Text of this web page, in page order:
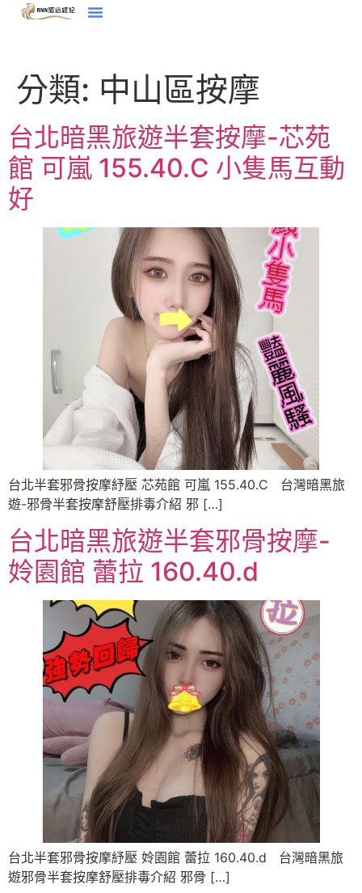
分類: 中山區按摩
台北暗黑旅遊半套按摩-芯苑
館 可嵐 155.40.C 小隻馬互動
好
台北半套邪骨按摩紓壓 芯苑館 可嵐 155.40.C 台灣暗黑旅
遊-邪骨半套按摩舒壓排毒介紹 邪 […]
台北暗黑旅遊半套邪骨按摩-
姈園館 蕾拉 160.40.d
台北半套邪骨按摩紓壓 姈園館 蕾拉 160.40.d 台灣暗黑旅
遊邪骨半套按摩舒壓排毒介紹 邪骨 […]